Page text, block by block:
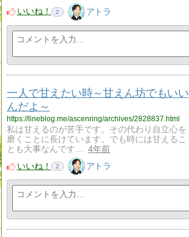
いいね！
2 アトラ
一人で甘えたい時～甘えん坊でもいい
んだよ～
https://lineblog.me/ascenring/archives/2828837.html
私は甘えるのが苦手です。その代わり自立心を
磨くことに長けています。でも時には甘えるこ
とも大事なんです…
4年前
いいね！
2 アトラ